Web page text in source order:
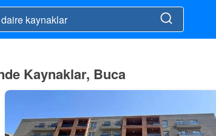
Kaynaklar, Buca